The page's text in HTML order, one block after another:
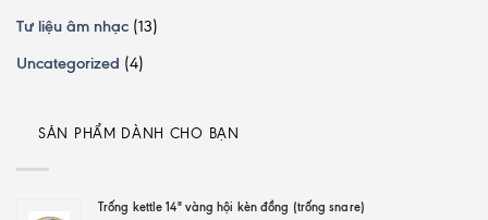
Tư liệu âm nhạc (13)
Uncategorized (4)
SẢN PHẨM DÀNH CHO BẠN
Trống kettle 14" vàng hội kèn đồng (trống snare)